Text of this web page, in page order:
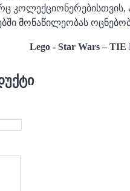
მონაწილეობას
Lego - Star Wars – TIE